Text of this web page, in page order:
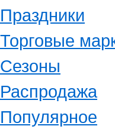
Праздники
Торговые
Сезоны
Распродажа
Популярное